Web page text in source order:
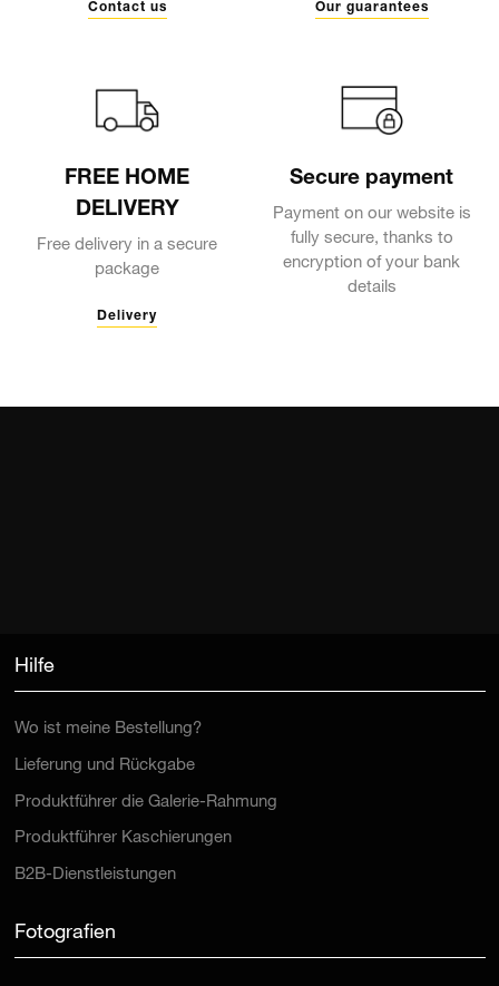
Contact us Our guarantees
FREE HOME
DELIVERY
Free delivery in a secure
package
Delivery
Secure payment
Payment on our website is
fully secure, thanks to
encryption of your bank
details
Hilfe
Wo ist meine Bestellung?
Lieferung und Rückgabe
Produktführer die Galerie-Rahmung
Produktführer Kaschierungen
B2B-Dienstleistungen
Fotografien